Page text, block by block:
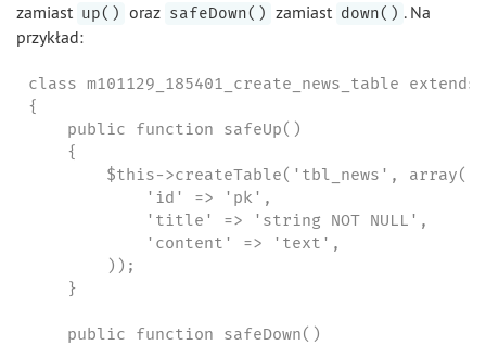
zamiast up() oraz safeDown() zamiast down() . Na
przykład:
class m101129_185401_create_news_table
{
    public function safeUp()
    {
        $this->createTable('tbl_news', array(
            'id' => 'pk',
            'title' => 'string NOT NULL',
            'content' => 'text',
        ));
    }
    public function safeDown()